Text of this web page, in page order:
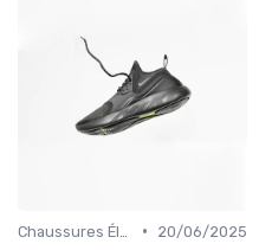
•
20/06/2025